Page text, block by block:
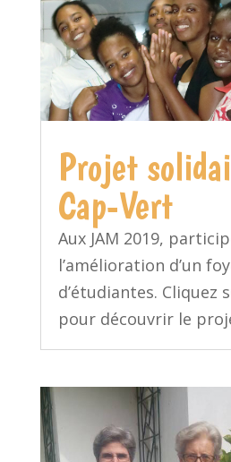
Projet
Cap-Vert
Aux JAM 2019,
l’amélioration d’un
d’étudiantes. Cliquez
pour découvrir le